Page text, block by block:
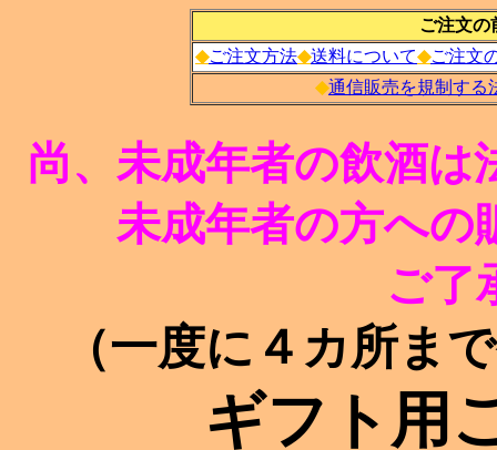
ご注文の
◆ご注文方法◆送料について◆ご注文
◆通信販売を規制する
尚、未成年者の飲酒
未成年者の方への
ご了
（一度に４カ所ま
ギフト用